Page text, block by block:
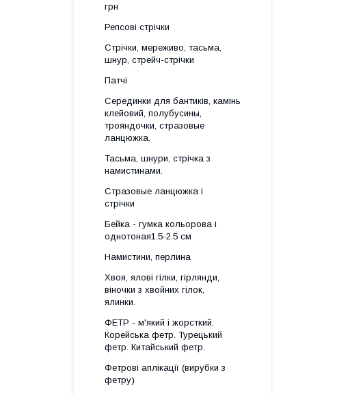
грн
Репсові стрічки
Стрічки, мереживо, тасьма,
шнур, стрейч-стрічки
Патчі
Серединки для бантиків, камінь
клейовий, полубусины,
трояндочки, стразовые
ланцюжка.
Тасьма, шнури, стрічка з
намистинами.
Стразовые ланцюжка і
стрічки
Бейка - гумка кольорова і
однотоная1.5-2.5 см
Намистини, перлина
Хвоя, ялові гілки, гірлянди,
віночки з хвойних гілок,
ялинки.
ФЕТР - м'який і жорсткий.
Корейська фетр. Турецький
фетр. Китайський фетр.
Фетрові аплікації (вирубки з
фетру)